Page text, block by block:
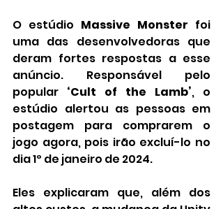
O estúdio Massive Monster foi
uma das desenvolvedoras que
deram fortes respostas a esse
anúncio. Responsável pelo
popular ‘Cult of the Lamb’, o
estúdio alertou as pessoas em
postagem para comprarem o
jogo agora, pois irão excluí-lo no
dia 1º de janeiro de 2024.
Eles explicaram que, além dos